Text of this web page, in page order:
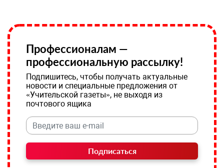
Профессионалам —
профессиональную рассылку!
Подпишитесь, чтобы получать актуальные
новости и специальные предложения от
«Учительской газеты», не выходя из
почтового ящика
Подписаться